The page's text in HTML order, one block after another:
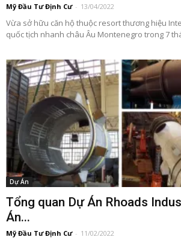
Mỹ Đầu Tư Định Cư - 13/04/2022
Vừa sở hữu căn hộ thuộc resort thương hiệu
quốc tịch nhanh châu Âu Montenegro trong 7
Dự Án
Tổng quan Dự Án Rhoads
Án...
Mỹ Đầu Tư Định Cư - 11/02/2022